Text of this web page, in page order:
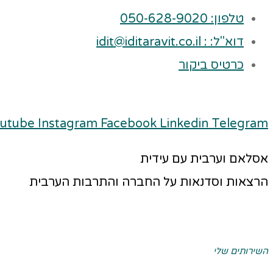
טלפון: 050-628-9020
דוא"ל: : idit@iditaravit.co.il
כרטיס ביקור
Instagram Facebook Linkedin Telegram
אסלאם וערבית עם עידית
הרצאות וסדנאות על החברה והתרבות הערבית
השירותים שלי